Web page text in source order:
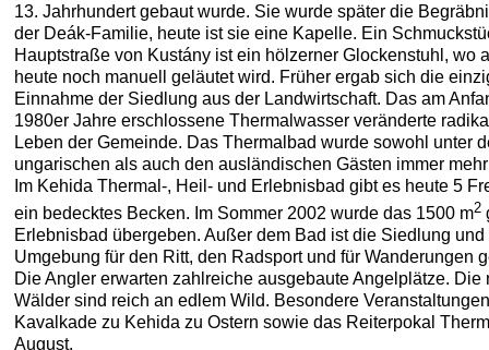
13. Jahrhundert gebaut wurde. Sie wurde später die
der Deák-Familie, heute ist sie eine Kapelle. Ein
Hauptstraße von Kustány ist ein hölzerner Glockenstuhl, wo
heute noch manuell geläutet wird. Früher ergab sich die
Einnahme der Siedlung aus der Landwirtschaft. Das am
1980er Jahre erschlossene Thermalwasser veränderte
Leben der Gemeinde. Das Thermalbad wurde sowohl unter
ungarischen als auch den ausländischen Gästen immer
Im Kehida Thermal-, Heil- und Erlebnisbad gibt es heute 5
ein bedecktes Becken. Im Sommer 2002 wurde das 1500 m2
Erlebnisbad übergeben. Außer dem Bad ist die Siedlung und
Umgebung für den Ritt, den Radsport und für Wanderungen
Die Angler erwarten zahlreiche ausgebaute Angelplätze. Die
Wälder sind reich an edlem Wild. Besondere
Kavalkade zu Kehida zu Ostern sowie das Reiterpokal
August.